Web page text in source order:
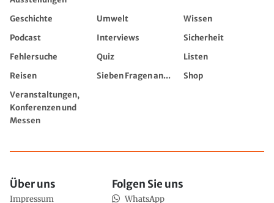
Geschichte Umwelt
Wissen
Podcast
Interviews
Sicherheit
Fehlersuche
Quiz
Listen
Reisen
Sieben Fragen an...
Shop
Veranstaltungen,
Konferenzen und
Messen
Über uns
Impressum
Folgen Sie uns
WhatsApp